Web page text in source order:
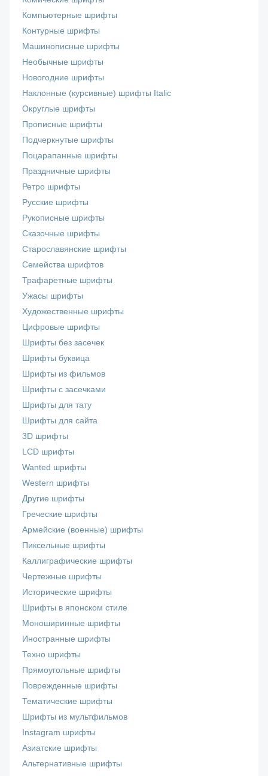
Компьютерные шрифты
Контурные шрифты
Машинописные шрифты
Необычные шрифты
Новогодние шрифты
Наклонные (курсивные) шрифты Italic
Округлые шрифты
Прописные шрифты
Подчеркнутые шрифты
Поцарапанные шрифты
Праздничные шрифты
Ретро шрифты
Русские шрифты
Рукописные шрифты
Сказочные шрифты
Старославянские шрифты
Семейства шрифтов
Трафаретные шрифты
Ужасы шрифты
Художественные шрифты
Цифровые шрифты
Шрифты без засечек
Шрифты буквица
Шрифты из фильмов
Шрифты с засечками
Шрифты для тату
Шрифты для сайта
3D шрифты
LCD шрифты
Wanted шрифты
Western шрифты
Другие шрифты
Греческие шрифты
Армейские (военные) шрифты
Пиксельные шрифты
Каллиграфические шрифты
Чертежные шрифты
Исторические шрифты
Шрифты в японском стиле
Моноширинные шрифты
Иностранные шрифты
Техно шрифты
Прямоугольные шрифты
Поврежденные шрифты
Тематические шрифты
Шрифты из мультфильмов
Instagram шрифты
Азиатские шрифты
Альтернативные шрифты